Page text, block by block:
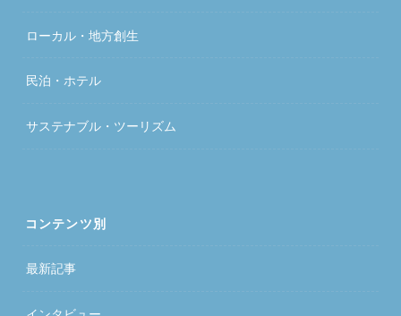
ローカル・地方創生
民泊・ホテル
サステナブル・ツーリズム
コンテンツ別
最新記事